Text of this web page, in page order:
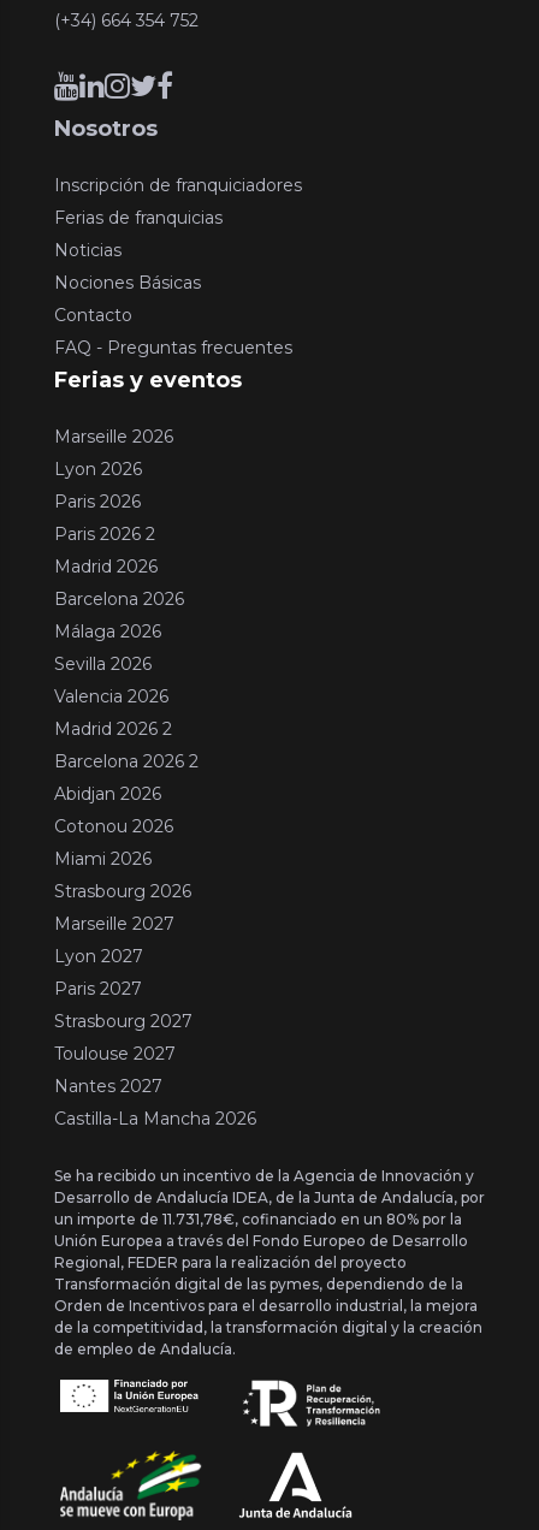
(+34) 664 354 752
Nosotros
Inscripción de franquiciadores
Ferias de franquicias
Noticias
Nociones Básicas
Contacto
FAQ - Preguntas frecuentes
Ferias y eventos
Marseille 2026
Lyon 2026
Paris 2026
Paris 2026 2
Madrid 2026
Barcelona 2026
Málaga 2026
Sevilla 2026
Valencia 2026
Madrid 2026 2
Barcelona 2026 2
Abidjan 2026
Cotonou 2026
Miami 2026
Strasbourg 2026
Marseille 2027
Lyon 2027
Paris 2027
Strasbourg 2027
Toulouse 2027
Nantes 2027
Castilla-La Mancha 2026
Se ha recibido un incentivo de la Agencia de Innovación y
Desarrollo de Andalucía IDEA, de la Junta de Andalucía, por
un importe de 11.731,78€, cofinanciado en un 80% por la
Unión Europea a través del Fondo Europeo de Desarrollo
Regional, FEDER para la realización del proyecto
Transformación digital de las pymes, dependiendo de la
Orden de Incentivos para el desarrollo industrial, la mejora
de la competitividad, la transformación digital y la creación
de empleo de Andalucía.